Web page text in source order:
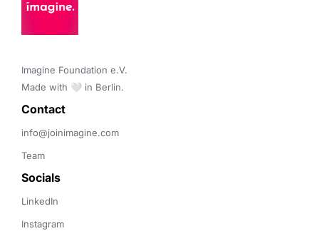
Imagine Foundation e.V.
Made with 🤍 in Berlin.
Contact
info@joinimagine.com
Team
Socials
LinkedIn
Instagram